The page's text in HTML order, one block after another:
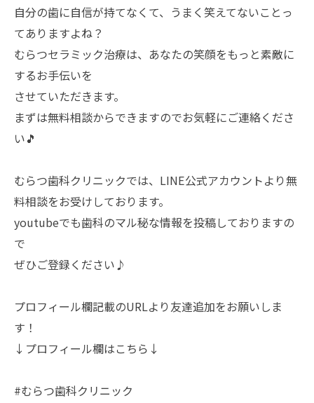
自分の歯に自信が持てなくて、うまく笑えてないことっ
てありますよね？
むらつセラミック治療は、あなたの笑顔をもっと素敵に
するお手伝いを
させていただきます。
まずは無料相談からできますのでお気軽にご連絡くださ
い🎵
むらつ歯科クリニックでは、LINE公式アカウントより無
料相談をお受けしております。
youtubeでも歯科のマル秘な情報を投稿しておりますの
で
ぜひご登録ください♪
プロフィール欄記載のURLより友達追加をお願いしま
す！
↓プロフィール欄はこちら↓
#むらつ歯科クリニック